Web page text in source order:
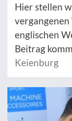
Hier stellen
englischen
Beitrag
Keienburg